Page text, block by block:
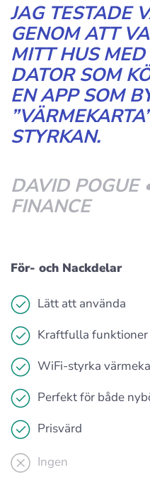
JAG TESTADE
GENOM ATT
MITT HUS
DATOR SOM
EN APP SOM
STYRKAN.
DAVID POGUE
FINANCE
För- och Nackdelar
Lätt att använda
Kraftfulla funktioner
WiFi-styrka
Perfekt för både
Prisvärd
Ingen